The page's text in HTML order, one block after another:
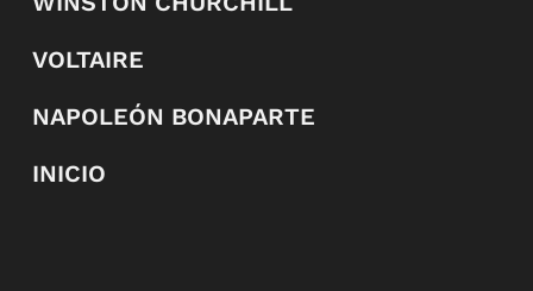
VOLTAIRE
NAPOLEÓN BONAPARTE
INICIO